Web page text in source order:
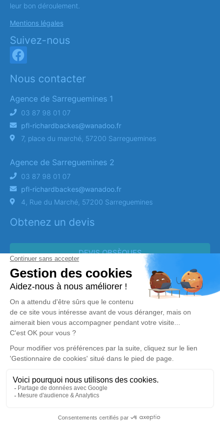
leur bon déroulement.
Mentions légales
Suivez-nous
Nous contacter
Agence de Sarreguemines 1
03 87 98 01 07
pfl-richardbackes@wanadoo.fr
7, place du marché, 57200 Sarreguemines
Agence de Sarreguemines 2
03 87 98 01 07
pfl-richardbackes@wanadoo.fr
4, Rue du Marché, 57200 Sarreguemines
Obtenez un devis
DEVIS OBSÈQUES
DEVIS PRÉVOYANCE
DEVIS MARBRERIE
Politique de traitement des données personnelles